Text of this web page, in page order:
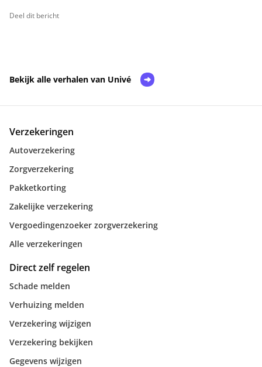
Deel dit bericht
Bekijk alle verhalen van Univé
Verzekeringen
Autoverzekering
Zorgverzekering
Pakketkorting
Zakelijke verzekering
Vergoedingenzoeker zorgverzekering
Alle verzekeringen
Direct zelf regelen
Schade melden
Verhuizing melden
Verzekering wijzigen
Verzekering bekijken
Gegevens wijzigen